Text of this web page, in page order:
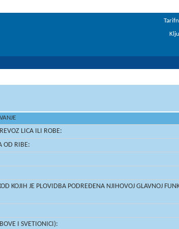
LICA ILI ROBE:
OD RIBE:
KOJIH JE PLOVIDBA PODREĐENA NJIHOVOJ GLAVNOJ
I SVETIONICI):